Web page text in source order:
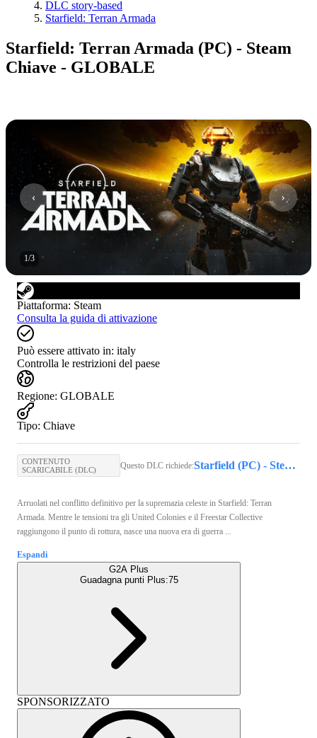
DLC story-based
Starfield: Terran Armada
Starfield: Terran Armada (PC) - Steam
Chiave - GLOBALE
1/3
Piattaforma: Steam
Consulta la guida di attivazione
Può essere attivato in: italy
Controlla le restrizioni del paese
Regione: GLOBALE
Tipo: Chiave
CONTENUTO
SCARICABILE (DLC)
Questo DLC richiede: Starfield (PC) - Steam Key - GLOBAL
Arruolati nel conflitto definitivo per la supremazia celeste in Starfield: Terran
Armada. Mentre le tensioni tra gli United Colonies e il Freestar Collective
raggiungono il punto di rottura, nasce una nuova era di guerra ...
Espandi
G2A Plus
Guadagna punti Plus:75
SPONSORIZZATO